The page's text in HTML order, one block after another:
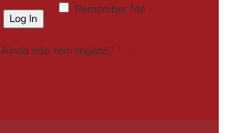
Remember Me
Ainda não tem registo?